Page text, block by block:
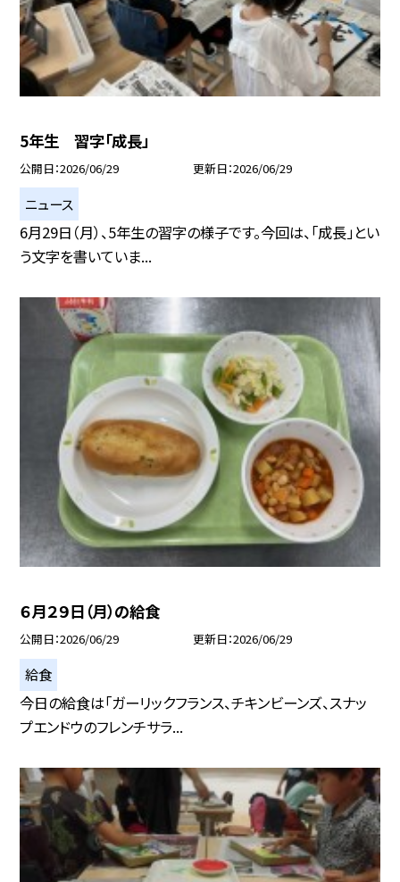
5年生 習字「成長」
公開日 2026/06/29 更新日 2026/06/29
ニュース
6月29日（月）、5年生の習字の様子です。今回は、「成長」とい
う文字を書いていま...
６月２９日（月）の給食
公開日 2026/06/29 更新日 2026/06/29
給食
今日の給食は「ガーリックフランス、チキンビーンズ、スナッ
プエンドウのフレンチサラ...